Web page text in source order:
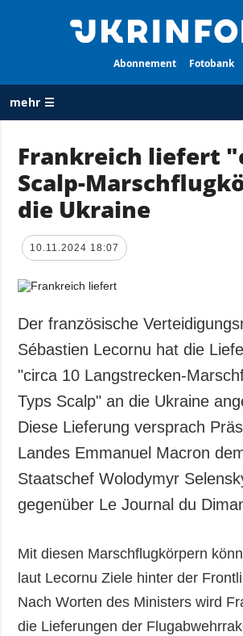
Abonnement Fotobank
mehr ☰
ALLE
RUBRIKEN
Krieg
Wiederaufbau
Politik
Wirtschaft
Militär
Gesellschaft und
Notfälle
und
ZUSÄTZLICH
Fotos
Video
Frankreich liefert
Scalp-
die Ukraine
10.11.2024 18:07
Der französische
Sébastien Lecornu hat die
"circa 10 Langstrecken-
Typs Scalp" an die Ukraine
Diese Lieferung versprach
Landes Emmanuel Macron
Staatschef Wolodymyr
gegenüber Le Journal du
Mit diesen Marschflugkörpern
laut Lecornu Ziele hinter der
Nach Worten des Ministers wird
die Lieferungen der